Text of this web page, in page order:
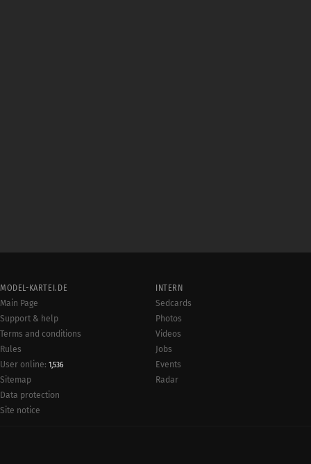
MODEL-KARTEI.DE
Main Page
Support & help
Terms and conditions
Rules
User online: 1,536
Sitemap
Data protection
Site notice
INTERN
Sedcards
Photos
Videos
Jobs
Events
Radar